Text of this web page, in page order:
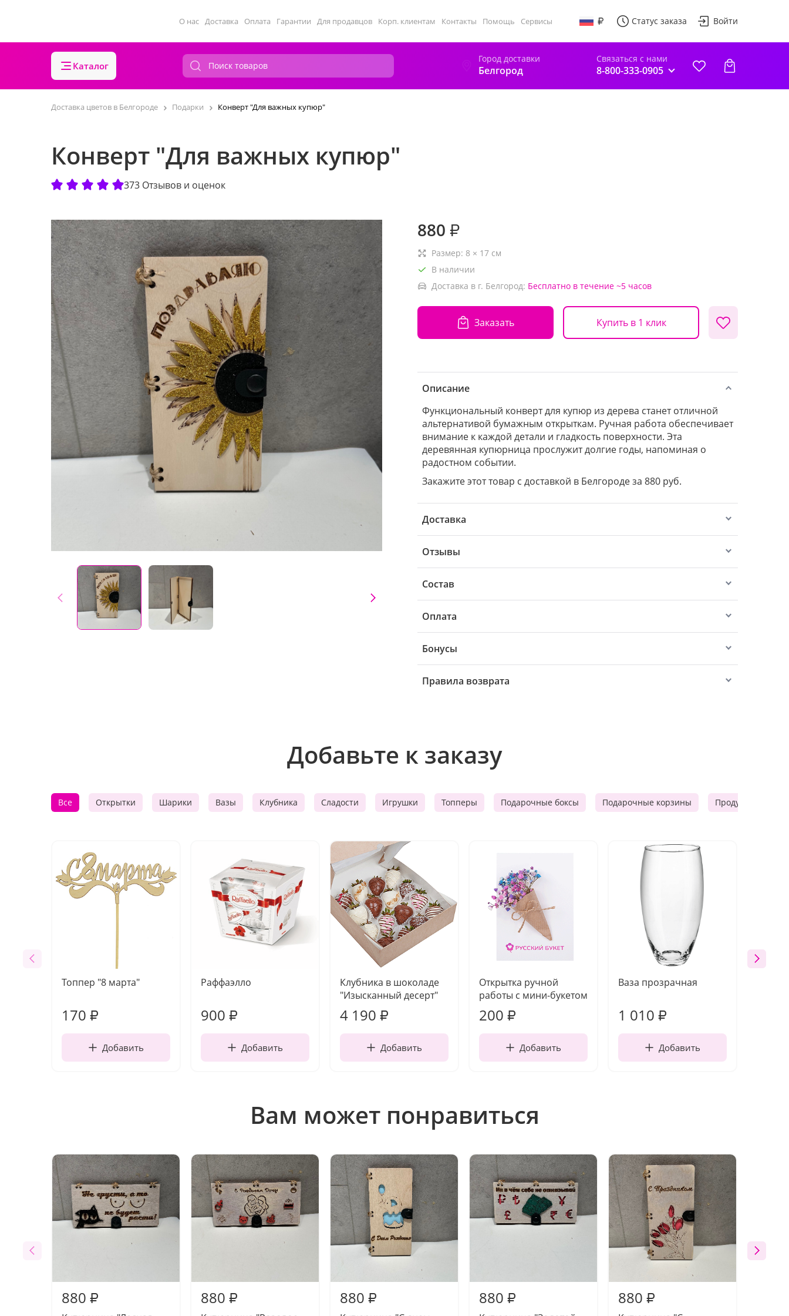
О нас Доставка Оплата Гарантии Для продавцов Корп. клиентам Контакты Помощь Сервисы Статус заказа Войти
Каталог
Город доставки
Белгород
Связаться с нами
8-800-333-0905
Доставка цветов в Белгороде Подарки Конверт "Для важных купюр"
Конверт "Для важных купюр"
373 Отзывов и оценок
880 ₽
Размер: 8 × 17 см
В наличии
Доставка в г. Белгород: Бесплатно в течение ~5 часов
Заказать Купить в 1 клик
Описание
Функциональный конверт для купюр из дерева станет отличной
альтернативой бумажным открыткам. Ручная работа обеспечивает
внимание к каждой детали и гладкость поверхности. Эта
деревянная купюрница прослужит долгие годы, напоминая о
радостном событии.
Закажите этот товар с доставкой в Белгороде за 880 руб.
Доставка
Отзывы
Состав
Оплата
Бонусы
Правила возврата
Добавьте к заказу
Все Открытки Шарики Вазы Клубника Сладости Игрушки Топперы Подарочные боксы Подарочные корзины Продуктовые
Топпер "8 марта"
170 ₽
Добавить
Раффаэлло
900 ₽
Добавить
Клубника в шоколаде
"Изысканный десерт"
4 190 ₽
Добавить
Открытка ручной
работы с мини-букетом
200 ₽
Добавить
Ваза прозрачная
1 010 ₽
Добавить
Вам может понравиться
880 ₽ 880 ₽ 880 ₽ 880 ₽ 880 ₽